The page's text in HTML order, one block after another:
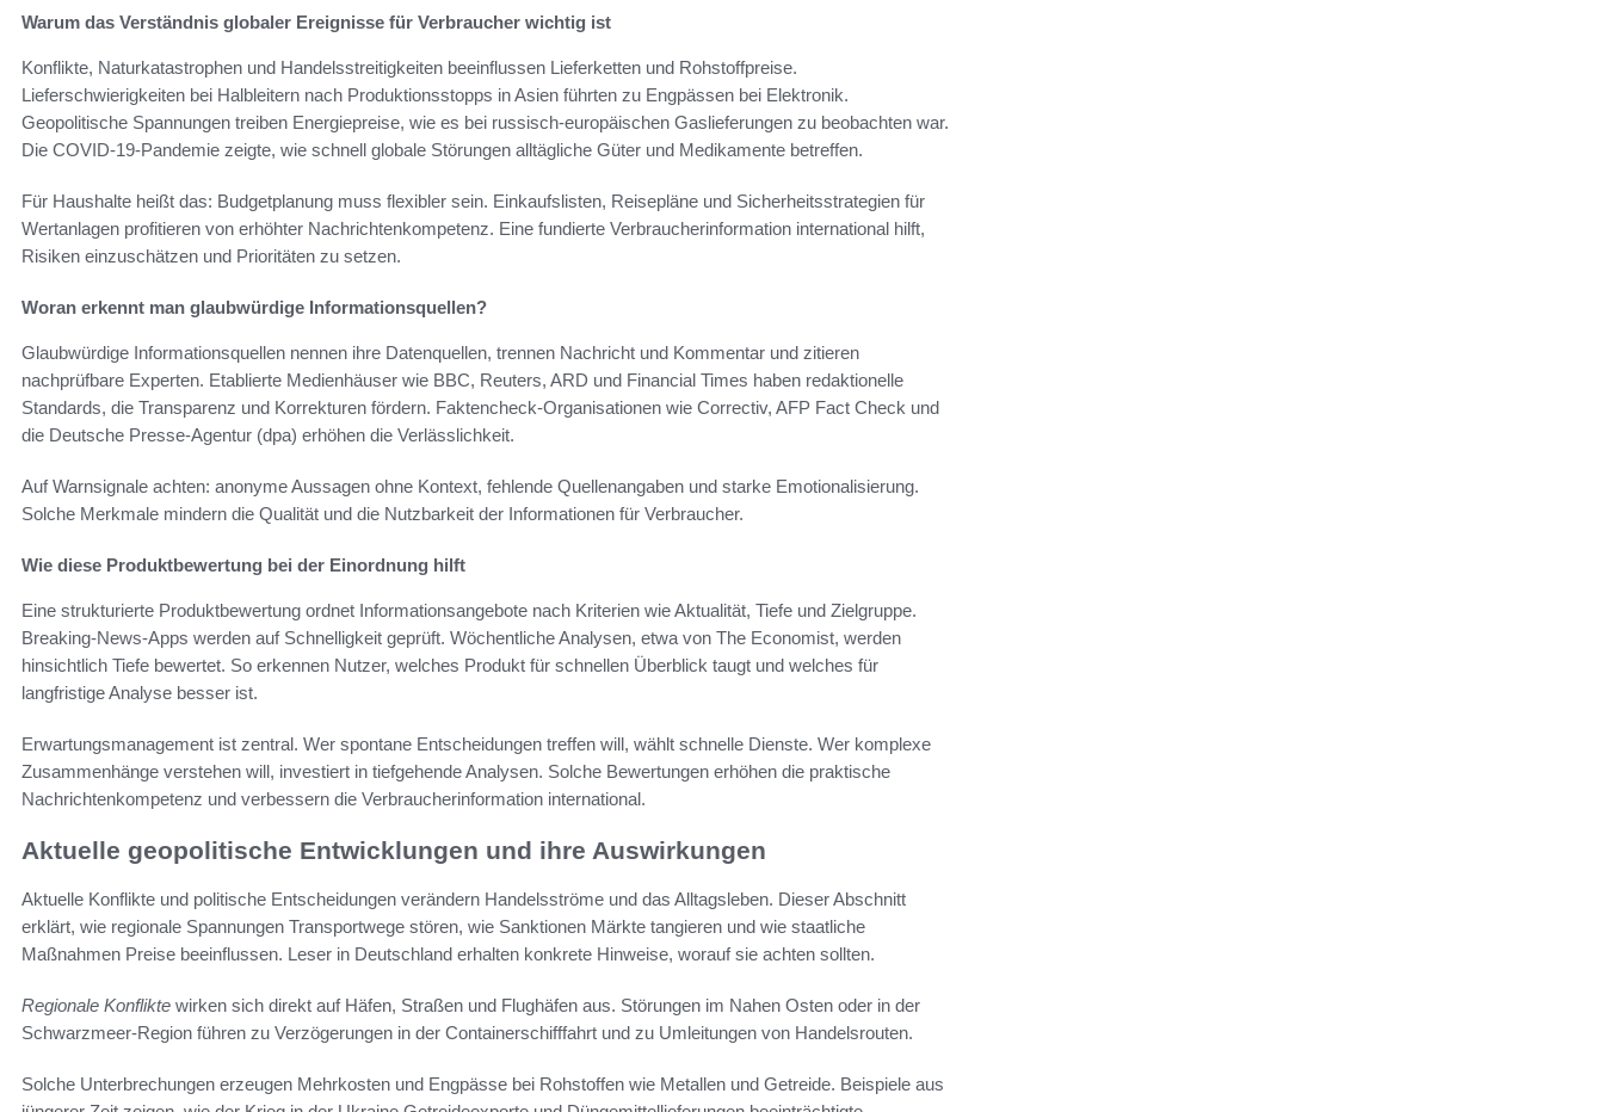
Warum das Verständnis globaler Ereignisse für Verbraucher wichtig ist
Konflikte, Naturkatastrophen und Handelsstreitigkeiten beeinflussen Lieferketten und Rohstoffpreise.
Lieferschwierigkeiten bei Halbleitern nach Produktionsstopps in Asien führten zu Engpässen bei Elektronik.
Geopolitische Spannungen treiben Energiepreise, wie es bei russisch-europäischen Gaslieferungen zu beobachten war.
Die COVID-19-Pandemie zeigte, wie schnell globale Störungen alltägliche Güter und Medikamente betreffen.
Für Haushalte heißt das: Budgetplanung muss flexibler sein. Einkaufslisten, Reisepläne und Sicherheitsstrategien für
Wertanlagen profitieren von erhöhter Nachrichtenkompetenz. Eine fundierte Verbraucherinformation international hilft,
Risiken einzuschätzen und Prioritäten zu setzen.
Woran erkennt man glaubwürdige Informationsquellen?
Glaubwürdige Informationsquellen nennen ihre Datenquellen, trennen Nachricht und Kommentar und zitieren
nachprüfbare Experten. Etablierte Medienhäuser wie BBC, Reuters, ARD und Financial Times haben redaktionelle
Standards, die Transparenz und Korrekturen fördern. Faktencheck-Organisationen wie Correctiv, AFP Fact Check und
die Deutsche Presse-Agentur (dpa) erhöhen die Verlässlichkeit.
Auf Warnsignale achten: anonyme Aussagen ohne Kontext, fehlende Quellenangaben und starke Emotionalisierung.
Solche Merkmale mindern die Qualität und die Nutzbarkeit der Informationen für Verbraucher.
Wie diese Produktbewertung bei der Einordnung hilft
Eine strukturierte Produktbewertung ordnet Informationsangebote nach Kriterien wie Aktualität, Tiefe und Zielgruppe.
Breaking-News-Apps werden auf Schnelligkeit geprüft. Wöchentliche Analysen, etwa von The Economist, werden
hinsichtlich Tiefe bewertet. So erkennen Nutzer, welches Produkt für schnellen Überblick taugt und welches für
langfristige Analyse besser ist.
Erwartungsmanagement ist zentral. Wer spontane Entscheidungen treffen will, wählt schnelle Dienste. Wer komplexe
Zusammenhänge verstehen will, investiert in tiefgehende Analysen. Solche Bewertungen erhöhen die praktische
Nachrichtenkompetenz und verbessern die Verbraucherinformation international.
Aktuelle geopolitische Entwicklungen und ihre Auswirkungen
Aktuelle Konflikte und politische Entscheidungen verändern Handelsströme und das Alltagsleben. Dieser Abschnitt
erklärt, wie regionale Spannungen Transportwege stören, wie Sanktionen Märkte tangieren und wie staatliche
Maßnahmen Preise beeinflussen. Leser in Deutschland erhalten konkrete Hinweise, worauf sie achten sollten.
Regionale Konflikte wirken sich direkt auf Häfen, Straßen und Flughäfen aus. Störungen im Nahen Osten oder in der
Schwarzmeer-Region führen zu Verzögerungen in der Containerschifffahrt und zu Umleitungen von Handelsrouten.
Solche Unterbrechungen erzeugen Mehrkosten und Engpässe bei Rohstoffen wie Metallen und Getreide. Beispiele aus